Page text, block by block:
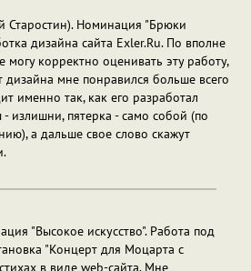
Старостин). Номинация "Брюки
дизайна сайта Exler.Ru. По вполне
корректно оценивать эту работу,
дизайна мне понравился больше всего
именно так, как его разработал
излишни, пятерка - само собой (по
а дальше свое слово скажут
"Высокое искусство". Работа под
"Концерт для Моцарта с
в виде web-сайта. Мне